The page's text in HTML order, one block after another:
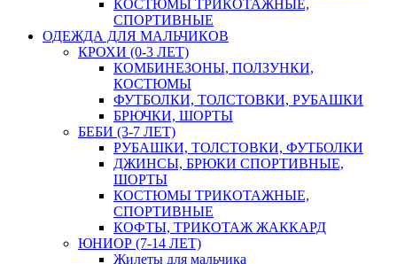
КОСТЮМЫ ТРИКОТАЖНЫЕ,
СПОРТИВНЫЕ
ОДЕЖДА ДЛЯ МАЛЬЧИКОВ
КРОХИ (0-3 ЛЕТ)
КОМБИНЕЗОНЫ, ПОЛЗУНКИ,
КОСТЮМЫ
ФУТБОЛКИ, ТОЛСТОВКИ, РУБАШКИ
БРЮЧКИ, ШОРТЫ
БЕБИ (3-7 ЛЕТ)
РУБАШКИ, ТОЛСТОВКИ, ФУТБОЛКИ
ДЖИНСЫ, БРЮКИ СПОРТИВНЫЕ,
ШОРТЫ
КОСТЮМЫ ТРИКОТАЖНЫЕ,
СПОРТИВНЫЕ
КОФТЫ, ТРИКОТАЖ ЖАККАРД
ЮНИОР (7-14 ЛЕТ)
Жилеты для мальчика